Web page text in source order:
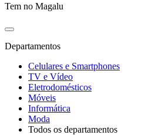
Tem no Magalu
Departamentos
Celulares e Smartphones
TV e Vídeo
Eletrodomésticos
Móveis
Informática
Moda
Todos os departamentos